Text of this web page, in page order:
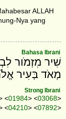
ALLAH
Nya yang
Bahasa Ibrani
מְאֹד בְּעִיר
Strong Ibrani
<01984> <03068>
<04210> <07892>